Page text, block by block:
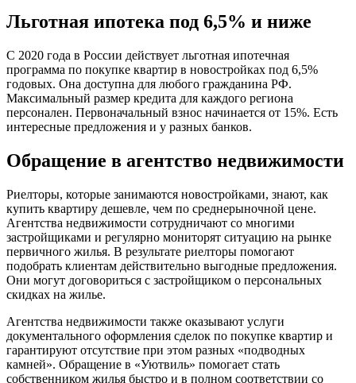
Льготная ипотека под 6,5% и ниже
С 2020 года в России действует льготная ипотечная
программа по покупке квартир в новостройках под 6,5%
годовых. Она доступна для любого гражданина РФ.
Максимальный размер кредита для каждого региона
персонален. Первоначальный взнос начинается от 15%. Есть
интересные предложения и у разных банков.
Обращение в агентство недвижимости
Риелторы, которые занимаются новостройками, знают, как
купить квартиру дешевле, чем по среднерыночной цене.
Агентства недвижимости сотрудничают со многими
застройщиками и регулярно мониторят ситуацию на рынке
первичного жилья. В результате риелторы помогают
подобрать клиентам действительно выгодные предложения.
Они могут договориться с застройщиком о персональных
скидках на жилье.
Агентства недвижимости также оказывают услуги
документального оформления сделок по покупке квартир и
гарантируют отсутствие при этом разных «подводных
камней». Обращение в «Уютвиль» помогает стать
собственником жилья быстро и в полном соответствии со